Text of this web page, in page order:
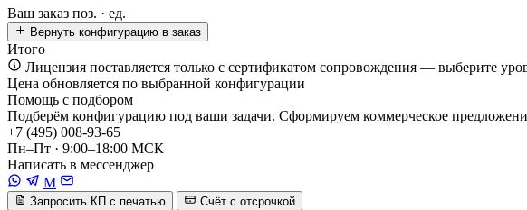
Ваш заказ поз. · ед.
Вернуть конфигурацию в заказ
Итого
Лицензия поставляется только с сертификатом сопровождения — выберите
Цена обновляется по выбранной конфигурации
Помощь с подбором
Подберём конфигурацию под ваши задачи. Сформируем коммерческое
+7 (495) 008-93-65
Пн–Пт · 9:00–18:00 МСК
Написать в мессенджер
M
Запросить КП с печатью Счёт с отсрочкой